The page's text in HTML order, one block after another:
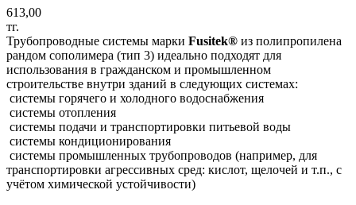
613,00
тг.
Трубопроводные системы марки Fusitek® из полипропилена
рандом сополимера (тип 3) идеально подходят для
использования в гражданском и промышленном
строительстве внутри зданий в следующих системах:
системы горячего и холодного водоснабжения
системы отопления
системы подачи и транспортировки питьевой воды
системы кондиционирования
системы промышленных трубопроводов (например, для
транспортировки агрессивных сред: кислот, щелочей и т.п., с
учётом химической устойчивости)